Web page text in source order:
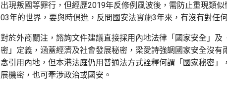
出現叛國等罪行，但經歷2019年反修例風波後，需防止重現類
03年的世界，要與時俱進，反問國安法實施3年來，有沒有對任
對於外商關注，諮詢文件建議直接採用內地法律「國家安全」及
密」定義，涵蓋經濟及社會發展秘密，梁愛詩強調國家安全沒有
念引用內地，但本港法庭仍用普通法方式詮釋何謂「國家秘密」
展機密，也可牽涉政治或國安。